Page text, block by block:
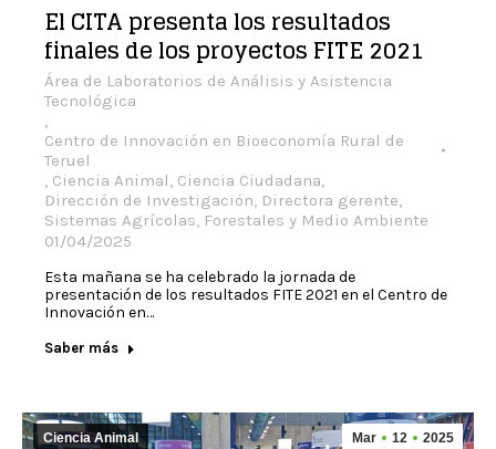
El CITA presenta los resultados
finales de los proyectos FITE 2021
Área de Laboratorios de Análisis y Asistencia
Tecnológica
,
Centro de Innovación en Bioeconomía Rural de
Teruel
, Ciencia Animal, Ciencia Ciudadana,
Dirección de Investigación, Directora gerente,
Sistemas Agrícolas, Forestales y Medio Ambiente
01/04/2025
Esta mañana se ha celebrado la jornada de
presentación de los resultados FITE 2021 en el Centro de
Innovación en…
Saber más
Mar 12 2025
Ciencia Animal